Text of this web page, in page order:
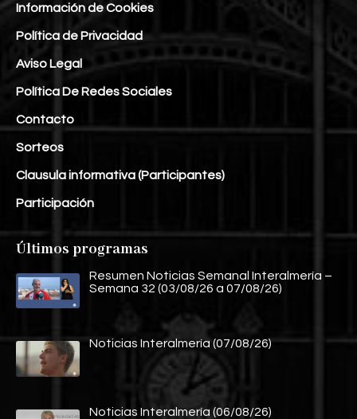
Información de Cookies
Política de Privacidad
Aviso Legal
Política De Redes Sociales
Contacto
Sorteos
Clausula informativa (Participantes)
Participación
Últimos programas
Resumen Noticias Semanal Interalmería –
Semana 32 (03/08/26 a 07/08/26)
Noticias Interalmería (07/08/26)
Noticias Interalmería (06/08/26)